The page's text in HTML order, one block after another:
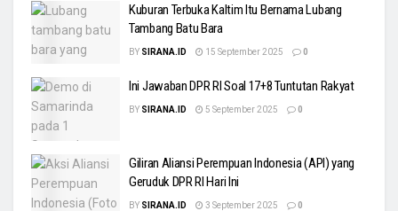
Kuburan Terbuka Kaltim Itu Bernama Lubang
Tambang Batu Bara
BY SIRANA.ID 15 September 2025 0
Ini Jawaban DPR RI Soal 17+8 Tuntutan Rakyat
BY SIRANA.ID 5 September 2025 0
Giliran Aliansi Perempuan Indonesia (API) yang
Geruduk DPR RI Hari Ini
BY SIRANA.ID 3 September 2025 0